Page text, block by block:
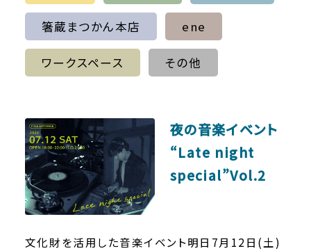
箸蔵まつかん本店 ene
ワークスペース その他
夜の音楽イベント
“Late night
special”Vol.2
文化財を活用した音楽イベント明日7月12日(土)